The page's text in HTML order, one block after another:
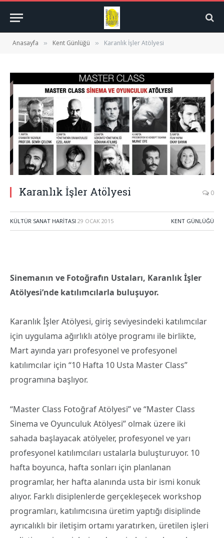
Anasayfa » Kent Günlüğü » Karanlık İşler Atölyesi
Karanlık İşler Atölyesi 0
KÜLTÜR SANAT HARITASI 29 OCAK 2015 KENT GÜNLÜĞÜ
Sinemanın ve Fotoğrafın Ustaları, Karanlık İşler
Atölyesi’nde katılımcılarla buluşuyor.
Karanlık İşler Atölyesi, giriş seviyesindeki katılımcılar
için uygulama ağırlıklı atölye programı ile birlikte,
Mart ayında yarı profesyonel ve profesyonel
katılımcılar için “10 Hafta 10 Usta Master Class”
programına başlıyor.
“Master Class Fotoğraf Atölyesi” ve “Master Class
Sinema ve Oyunculuk Atölyesi” olmak üzere iki
sahada başlayacak atölyeler, profesyonel ve yarı
profesyonel katılımcıları ustalarla buluşturuyor. 10
hafta boyunca, hafta sonları için planlanan
programlar, her hafta alanında usta bir ismi konuk
alıyor. Farklı disiplenlerde gerçekleşecek workshop
programları, katılımcısına üretim yaptığı disiplinde
ayrıcalıklı bir iletişim ortamı yaratırken, üretilen işleri